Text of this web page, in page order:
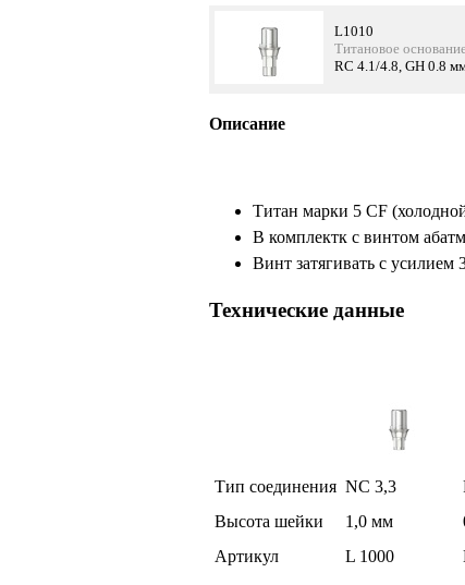
L1010
Титановое
RC 4.1/4.8, GH 0.8
Описание
Титан марки 5 CF
В комплектк с винтом
Винт затягивать с усилием
Технические данные
Тип соединения NC 3,3
Высота шейки
1,0 мм
Артикул
L 1000